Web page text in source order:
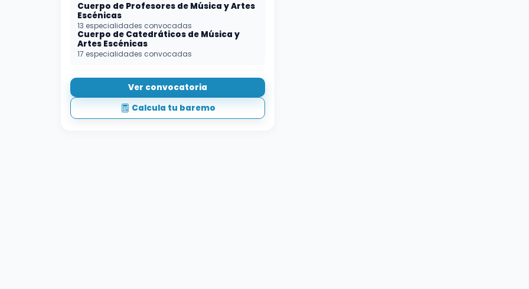
Cuerpo de Profesores de Música y Artes
Escénicas
13 especialidades convocadas
Cuerpo de Catedráticos de Música y
Artes Escénicas
17 especialidades convocadas
Ver convocatoria
Calcula tu baremo